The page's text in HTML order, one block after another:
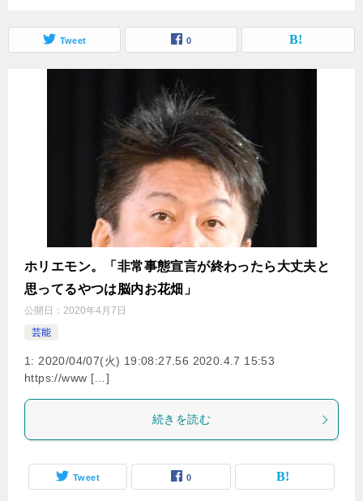
Tweet 0
ホリエモン。「非常事態宣言が終わったら大丈夫と
思ってるやつは脳内お花畑」
公開日： 2020年4月7日
芸能
1: 2020/04/07(火) 19:08:27.56 2020.4.7 15:53
https://www […]
続きを読む
Tweet 0